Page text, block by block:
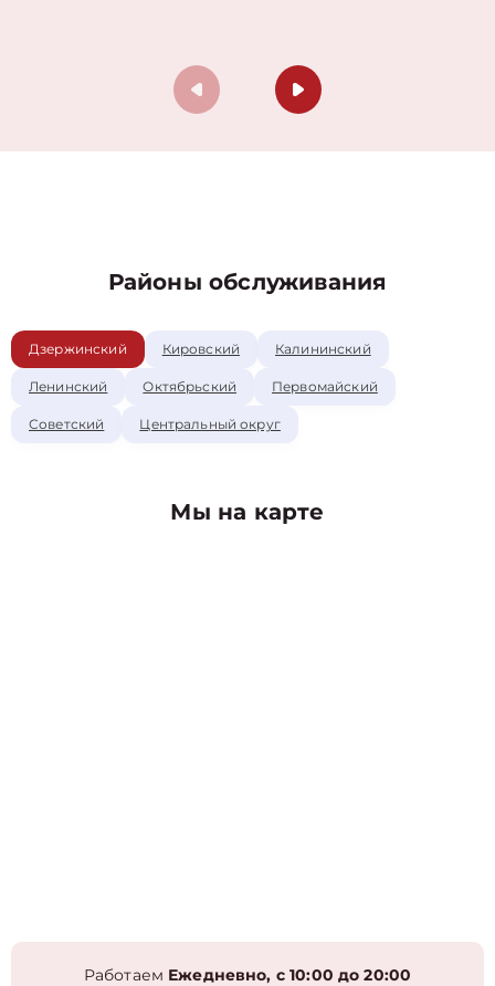
Районы обслуживания
Дзержинский Кировский Калининский
Ленинский Октябрьский Первомайский
Советский Центральный округ
Мы на карте
Работаем Ежедневно, с 10:00 до 20:00